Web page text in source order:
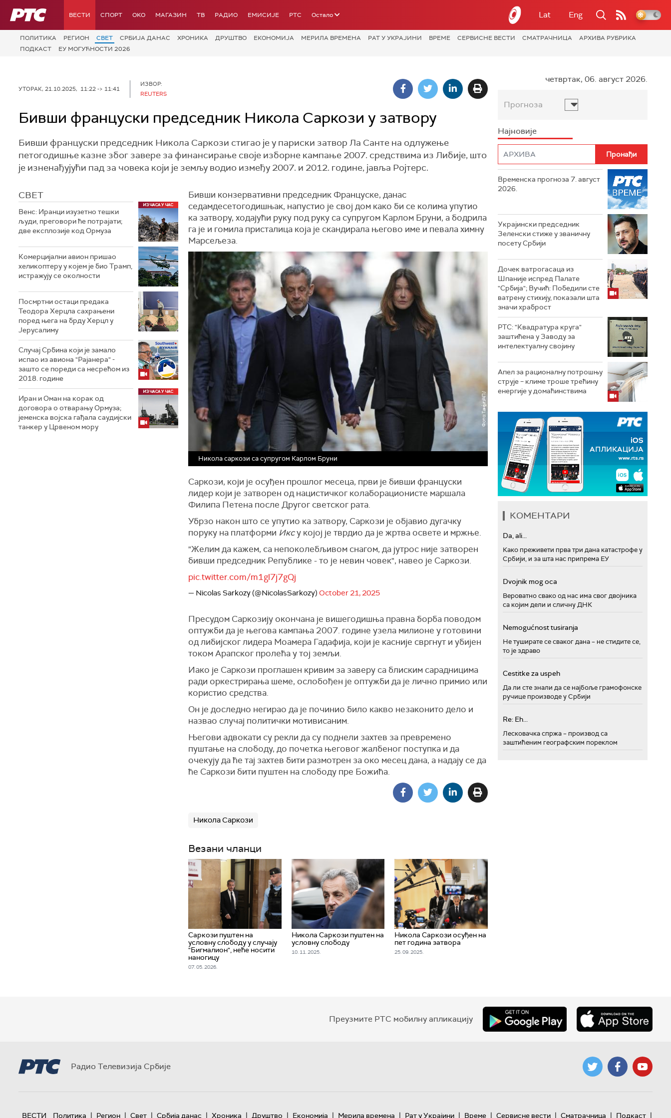
РТС ВЕСТИ СПОРТ OKO МАГАЗИН ТВ РАДИО ЕМИСИЈЕ РТС Остало Lat Eng
ПОЛИТИКА РЕГИОН СВЕТ СРБИЈА ДАНАС ХРОНИКА ДРУШТВО ЕКОНОМИЈА МЕРИЛА ВРЕМЕНА РАТ У УКРАЈИНИ ВРЕМЕ СЕРВИСНЕ ВЕСТИ СМАТРАЧНИЦА
АРХИВА РУБРИКА
ПОДКАСТ
ЕУ МОГУЋНОСТИ 2026
УТОРАК, 21.10.2025, 11:22 -> 11:41
ИЗВОР:
REUTERS
Бивши француски председник Никола Саркози у затвору
Бивши француски председник Никола Саркози стигао је у париски затвор Ла Санте на одлужење
петогодишње казне због завере за финансирање своје изборне кампање 2007. средствима из Либије, што
је изненађујући пад за човека који је земљу водио између 2007. и 2012. године, јавља Ројтерс.
СВЕТ
Венс: Иранци изузетно тешки
људи, преговори ће потрајати;
две експлозије код Ормуза
Комерцијални авион пришао
хеликоптеру у којем је био Трамп,
истражују се околности
Посмртни остаци предака
Теодора Херцла сахрањени
поред њега на брду Херцл у
Јерусалиму
Случај Србина који је замало
испао из авиона "Рајанера" -
зашто се пореди са несрећом из
2018. године
Иран и Оман на корак од
договора о отварању Ормуза;
jеменска војска гађала саудијски
танкер у Црвеном мору
Бивши конзервативни председник Француске, данас
седамдесетогодишњак, напустио је свој дом како би се колима упутио
ка затвору, ходајући руку под руку са супругом Карлом Бруни, а бодрила
га је и гомила присталица која је скандирала његово име и певала химну
Марсељеза.
Никола саркози са супругом Карлом Бруни
Саркози, који је осуђен прошлог месеца, први је бивши француски
лидер који је затворен од нацистичког колаборационисте маршала
Филипа Петена после Другог светског рата.
Убрзо након што се упутио ка затвору, Саркози је објавио дугачку
поруку на платформи Иксу којој је тврдио да је жртва освете и мржње.
"Желим да кажем, са непоколебљивом снагом, да јутрос није затворен
бивши председник Републике - то је невин човек", навео је Саркози.
pic.twitter.com/m1gl7j7gQj
— Nicolas Sarkozy (@NicolasSarkozy) October 21, 2025
Пресудом Саркозију окончана је вишегодишња правна борба поводом
оптужби да је његова кампања 2007. године узела милионе у готовини
од либијског лидера Моамера Гадафија, који је касније свргнут и убијен
током Арапског пролећау тој земљи.
Иако је Саркози проглашен кривим за заверу са блиским сарадницима
ради оркестрирања шеме, ослобођен је оптужби да је лично примио или
користио средства.
Он је доследно негирао да је починио било какво незаконито дело и
назвао случај политички мотивисаним.
Његови адвокати су рекли да су поднели захтев за превремено
пуштање на слободу, до почетка његовог жалбеног поступка и да
очекују даће тај захтев бити размотрен за око месец дана, а надају се да
ће Саркози бити пуштен на слободу пре Божића.
Никола Саркози
Везани чланци
Саркози пуштен на
условну слободу у случају
"Бигмалион", неће носити
наногицу
07. 05. 2026.
Никола Саркози пуштен на
условну слободу
10. 11. 2025.
Никола Саркози осуђен на
пет година затвора
25. 09. 2025.
четвртак, 06. август 2026.
Прогноза
Најновије
Временска прогноза 7. август
2026.
Украјински председник
Зеленски стиже у званичну
посету Србији
Дочек ватрогасаца из
Шпаније испред Палате
"Србија"; Вучић: Победили сте
ватрену стихију, показали шта
значи храброст
РТС: "Квадратура круга"
заштићена у Заводу за
интелектуалну својину
Апел за рационалну потрошњу
струје – климе троше трећину
енергије у домаћинствима
КОМЕНТАРИ
Da, ali...
Како преживети прва три дана катастрофе у
Србији, и за шта нас припрема ЕУ
Dvojnik mog oca
Вероватно свако од нас има свог двојника
са којим дели и сличну ДНК
Nemogućnost tusiranja
Не туширате се сваког дана – не стидите се,
то је здраво
Cestitke za uspeh
Да ли сте знали да се најбоље грамофонске
ручице производе у Србији
Re: Eh...
Лесковачка спржа – производ са
заштићеним географским пореклом
Преузмите РТС мобилну апликацију
Радио Телевизија Србије
ВЕСТИ Политика | Регион | Свет | Србија данас | Хроника | Друштво | Економија | Мерила времена | Рат у Украјини | Време | Сервисне вести | Сматрачница | Подкаст |